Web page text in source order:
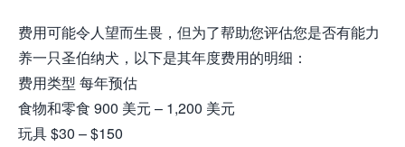
费用可能令人望而生畏，但为了帮助您评估您是否有能力
养一只圣伯纳犬，以下是其年度费用的明细：
费用类型 每年预估
食物和零食 900 美元 – 1,200 美元
玩具 $30 – $150